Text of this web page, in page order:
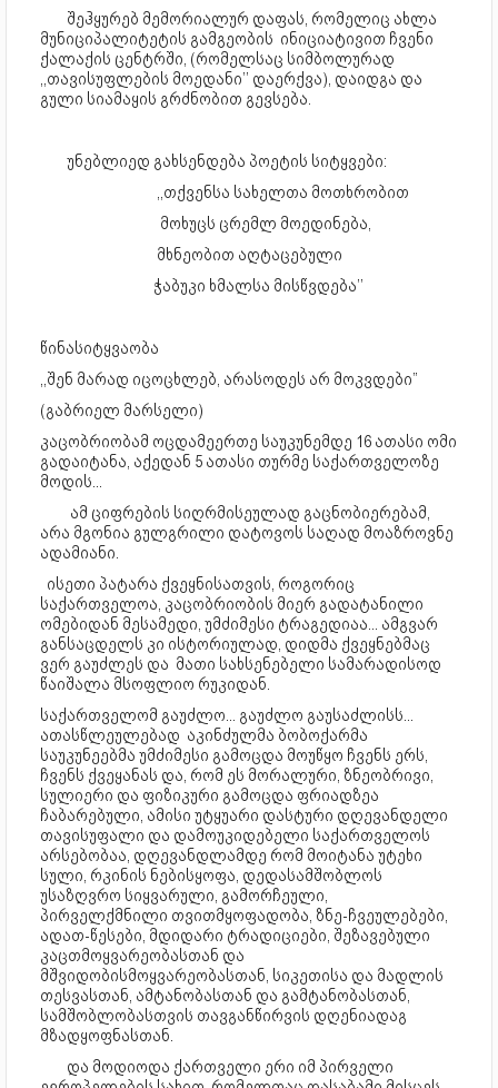
შეჰყურებ მემორიალურ დაფას, რომელიც ახლა
მუნიციპალიტეტის გამგეობის ინიციატივით ჩვენი
ქალაქის ცენტრში, (რომელსაც სიმბოლურად
,,თავისუფლების მოედანი’’ დაერქვა), დაიდგა და
გული სიამაყის გრძნობით გევსება.
უნებლიედ გახსენდება პოეტის სიტყვები:
,,თქვენსა სახელთა მოთხრობით
მოხუცს ცრემლ მოედინება,
მხნეობით აღტაცებული
ჭაბუკი ხმალსა მისწვდება’’
წინასიტყვაობა
,,შენ მარად იცოცხლებ, არასოდეს არ მოკვდები”
(გაბრიელ მარსელი)
კაცობრიობამ ოცდამეერთე საუკუნემდე 16 ათასი ომი
გადაიტანა, აქედან 5 ათასი თურმე საქართველოზე
მოდის...
ამ ციფრების სიღრმისეულად გაცნობიერებამ,
არა მგონია გულგრილი დატოვოს საღად მოაზროვნე
ადამიანი.
ისეთი პატარა ქვეყნისათვის, როგორიც
საქართველოა, კაცობრიობის მიერ გადატანილი
ომებიდან მესამედი, უმძიმესი ტრაგედიაა... ამგვარ
განსაცდელს კი ისტორიულად, დიდმა ქვეყნებმაც
ვერ გაუძლეს და მათი სახსენებელი სამარადისოდ
წაიშალა მსოფლიო რუკიდან.
საქართველომ გაუძლო... გაუძლო გაუსაძლისს...
ათასწლეულებად აკინძულმა ბობოქარმა
საუკუნეებმა უმძიმესი გამოცდა მოუწყო ჩვენს ერს,
ჩვენს ქვეყანას და, რომ ეს მორალური, ზნეობრივი,
სულიერი და ფიზიკური გამოცდა ფრიადზეა
ჩაბარებული, ამისი უტყუარი დასტური დღევანდელი
თავისუფალი და დამოუკიდებელი საქართველოს
არსებობაა, დღევანდლამდე რომ მოიტანა უტეხი
სული, რკინის ნებისყოფა, დედასამშობლოს
უსაზღვრო სიყვარული, გამორჩეული,
პირველქმნილი თვითმყოფადობა, ზნე-ჩვეულებები,
ადათ-წესები, მდიდარი ტრადიციები, შეზავებული
კაცთმოყვარეობასთან და
მშვიდობისმოყვარეობასთან, სიკეთისა და მადლის
თესვასთან, ამტანობასთან და გამტანობასთან,
სამშობლობასთვის თავგანწირვის დღენიადაგ
მზადყოფნასთან.
და მოდიოდა ქართველი ერი იმ პირველი